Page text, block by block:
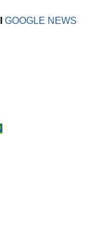
GOOGLE NEWS